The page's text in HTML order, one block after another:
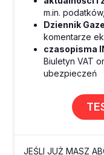
m.in.
Dziennik
komentarze
czasopisma
Biuletyn VAT
ubezpieczeń
JEŚLI JUŻ MASZ